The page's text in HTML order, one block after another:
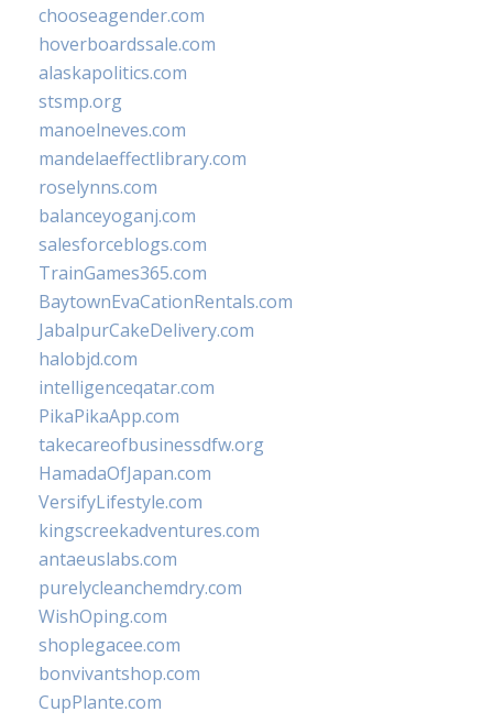
chooseagender.com
hoverboardssale.com
alaskapolitics.com
stsmp.org
manoelneves.com
mandelaeffectlibrary.com
roselynns.com
balanceyoganj.com
salesforceblogs.com
TrainGames365.com
BaytownEvaCationRentals.com
JabalpurCakeDelivery.com
halobjd.com
intelligenceqatar.com
PikaPikaApp.com
takecareofbusinessdfw.org
HamadaOfJapan.com
VersifyLifestyle.com
kingscreekadventures.com
antaeuslabs.com
purelycleanchemdry.com
WishOping.com
shoplegacee.com
bonvivantshop.com
CupPlante.com